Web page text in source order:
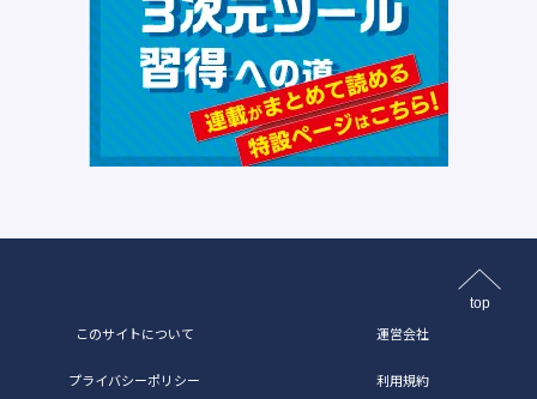
top
このサイトについて 運営会社
プライバシーポリシー 利用規約